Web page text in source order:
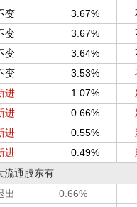
变 3.67%
变 3.67%
变 3.64%
变 3.53%
进 1.07%
进 0.66%
进 0.55%
进 0.49%
流通股东有
出
0.66%